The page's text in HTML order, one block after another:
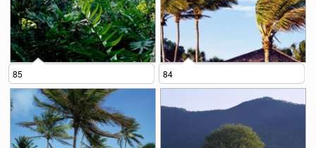
85 84